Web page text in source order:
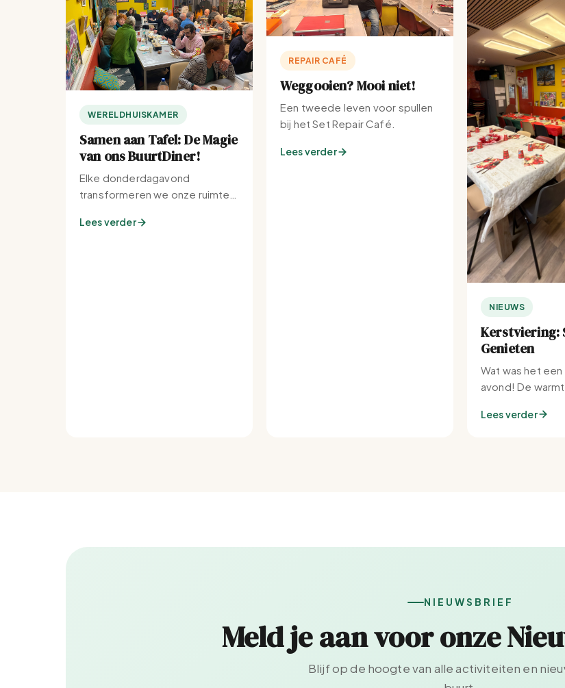
WERELDHUISKAMER
Samen aan Tafel: De Magie
van ons BuurtDiner!
Elke donderdagavond
transformeren we onze ruimte
buurt.
Lees verder
REPAIR CAFÉ
Weggooien? Mooi niet!
Een tweede leven voor spullen
bij het Set Repair Café.
Lees verder
NIEUWS
Kerstviering:
Genieten
Wat was het
avond! De
Lees verder
NIEUWSBRIEF
Meld je aan voor onze
Blijf op de hoogte van alle activiteiten en